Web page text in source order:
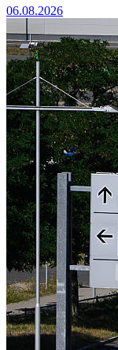
06.08.2026